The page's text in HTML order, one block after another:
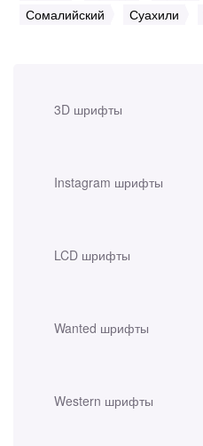
3D шрифты
Instagram шрифты
LCD шрифты
Wanted шрифты
Western шрифты
Сомалийский
Суахили